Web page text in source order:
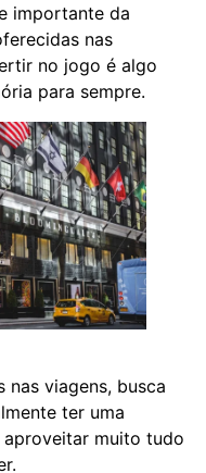
importante da
nas
no jogo é algo
para sempre.
nas viagens, busca
ter uma
aproveitar muito tudo